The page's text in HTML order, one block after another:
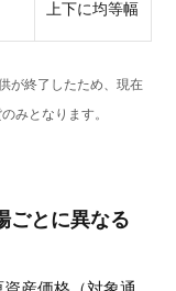
上下に均等幅
が終了したため、現在
みとなります。
ごとに異なる